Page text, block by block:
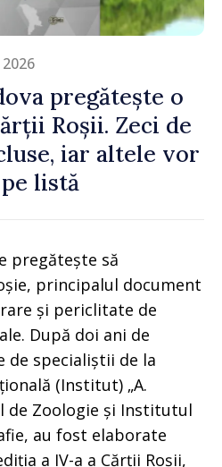
pregătește o
Roșii. Zeci de
iar altele vor
listă
pregătește să
principalul document
și periclitate de
După doi ani de
de specialiștii de la
(Institut) „A.
de Zoologie și Institutul
au fost elaborate
a IV-a a Cărții Roșii,